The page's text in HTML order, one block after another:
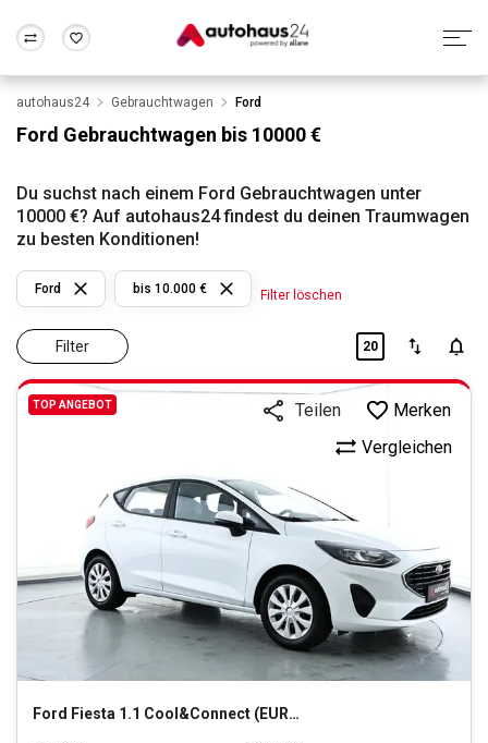
Wir bewerten dein Auto
Alle Fragen & Antworten
Rund um die Inzahlungnahme
Frankfurt Wuppertal
autohaus24 Gebrauchtwagen Ford
Ford Gebrauchtwagen bis 10000 €
Du suchst nach einem Ford Gebrauchtwagen unter
10000 €? Auf autohaus24 findest du deinen Traumwagen
zu besten Konditionen!
Filter
Ford bis 10.000 € Filter löschen
20
TOP ANGEBOT
Ford Fiesta 1.1 Cool&Connect (EURO 6d)
Vergleichen
Teilen Merken